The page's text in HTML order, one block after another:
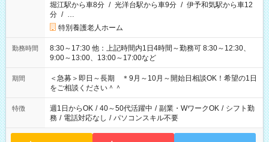
堀江駅から車8分 / 光洋台駅から車9分 / 伊予和気駅から車12
分 / …
特別養護老人ホーム
勤務時間
8:30～17:30 他：上記時間内1日4時間～勤務可 8:30～12:30、
9:00～13:00、13:00～17:00など
期間
＜急募＞即日～長期 ＊9月～10月～開始日相談OK！希望の1日
をご相談ください＾＾
特徴 週1日からOK / 40～50代活躍中 / 副業・WワークOK / シフト勤
務 / 電話対応なし / パソコンスキル不要